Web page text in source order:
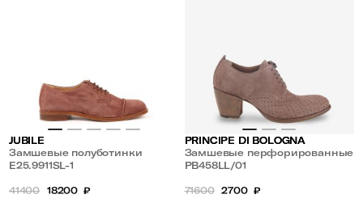
JUBILE
Замшевые полуботинки
E25.9911SL-1
41400 18200 ₽
PRINCIPE DI BOLOGNA
Замшевые перфорированные
полуботинки
PB458LL/01
71600 2700 ₽